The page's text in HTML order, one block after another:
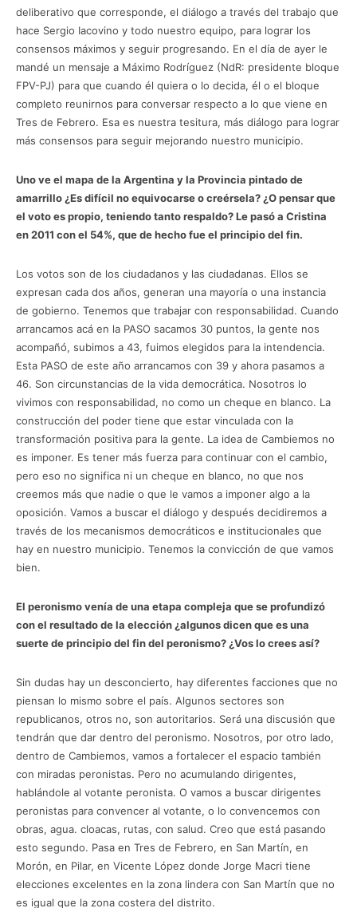
deliberativo que corresponde, el diálogo a través del trabajo que
hace Sergio Iacovino y todo nuestro equipo, para lograr los
consensos máximos y seguir progresando. En el día de ayer le
mandé un mensaje a Máximo Rodríguez (NdR: presidente bloque
FPV-PJ) para que cuando él quiera o lo decida, él o el bloque
completo reunirnos para conversar respecto a lo que viene en
Tres de Febrero. Esa es nuestra tesitura, más diálogo para lograr
más consensos para seguir mejorando nuestro municipio.
Uno ve el mapa de la Argentina y la Provincia pintado de
amarrillo ¿Es difícil no equivocarse o creérsela? ¿O pensar que
el voto es propio, teniendo tanto respaldo? Le pasó a Cristina
en 2011 con el 54%, que de hecho fue el principio del fin.
Los votos son de los ciudadanos y las ciudadanas. Ellos se
expresan cada dos años, generan una mayoría o una instancia
de gobierno. Tenemos que trabajar con responsabilidad. Cuando
arrancamos acá en la PASO sacamos 30 puntos, la gente nos
acompañó, subimos a 43, fuimos elegidos para la intendencia.
Esta PASO de este año arrancamos con 39 y ahora pasamos a
46. Son circunstancias de la vida democrática. Nosotros lo
vivimos con responsabilidad, no como un cheque en blanco. La
construcción del poder tiene que estar vinculada con la
transformación positiva para la gente. La idea de Cambiemos no
es imponer. Es tener más fuerza para continuar con el cambio,
pero eso no significa ni un cheque en blanco, no que nos
creemos más que nadie o que le vamos a imponer algo a la
oposición. Vamos a buscar el diálogo y después decidiremos a
través de los mecanismos democráticos e institucionales que
hay en nuestro municipio. Tenemos la convicción de que vamos
bien.
El peronismo venía de una etapa compleja que se profundizó
con el resultado de la elección ¿algunos dicen que es una
suerte de principio del fin del peronismo? ¿Vos lo crees así?
Sin dudas hay un desconcierto, hay diferentes facciones que no
piensan lo mismo sobre el país. Algunos sectores son
republicanos, otros no, son autoritarios. Será una discusión que
tendrán que dar dentro del peronismo. Nosotros, por otro lado,
dentro de Cambiemos, vamos a fortalecer el espacio también
con miradas peronistas. Pero no acumulando dirigentes,
hablándole al votante peronista. O vamos a buscar dirigentes
peronistas para convencer al votante, o lo convencemos con
obras, agua. cloacas, rutas, con salud. Creo que está pasando
esto segundo. Pasa en Tres de Febrero, en San Martín, en
Morón, en Pilar, en Vicente López donde Jorge Macri tiene
elecciones excelentes en la zona lindera con San Martín que no
es igual que la zona costera del distrito.